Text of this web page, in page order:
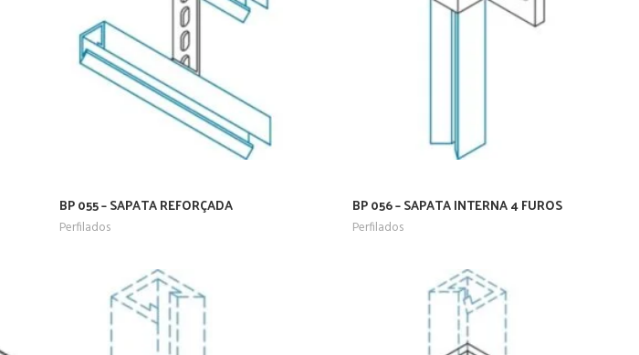
BP 055 – SAPATA REFORÇADA
Perfilados
BP 056 – SAPATA INTERNA 4 FUROS
Perfilados